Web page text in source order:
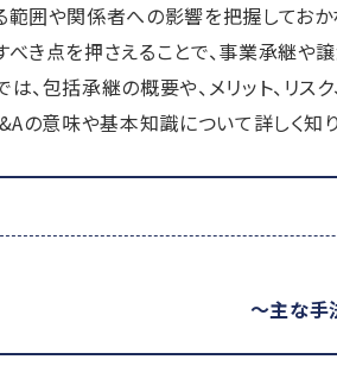
範囲や関係者への影響を把握してお
べき点を押さえることで、事業承継や
、包括承継の概要や、メリット、リス
の意味や基本知識について詳しく知
～主な手